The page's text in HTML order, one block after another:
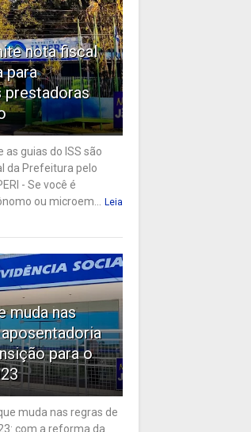
nota fiscal
para
prestadoras
as guias do ISS são
da Prefeitura pelo
- Se você é
ou microem...
Leia
muda nas
para o
muda nas regras de
com a reforma da